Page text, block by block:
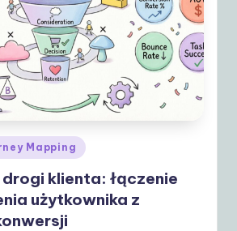
Mapping
klienta: łączenie
użytkownika z